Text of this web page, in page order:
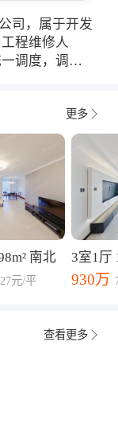
司，属于开发
程维修人
调度，调动
2.小区绿化
余种，且布置
区周边交通
环辅路、广
出行便捷。
、教育等，满
更多
南北
元/平
3室1厅
930万
查看更多